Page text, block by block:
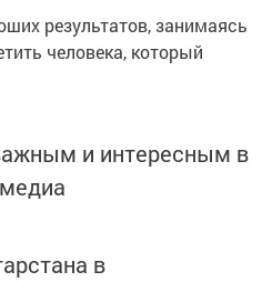
результатов, занимаясь
человека, который
и интересным в
в